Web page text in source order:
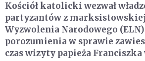
Kościół katolicki wezwał
partyzantów z
Wyzwolenia Narodowego
porozumienia w sprawie
czas wizyty papieża